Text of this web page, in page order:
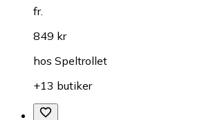
fr.
849 kr
hos Speltrollet
+13 butiker